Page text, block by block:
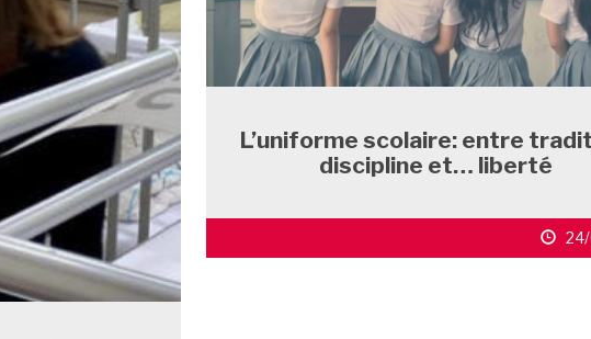
L’uniforme scolaire: entre
discipline et… liberté